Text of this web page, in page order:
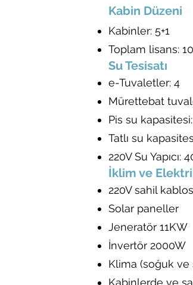
Kabin Düzeni
Kabinler: 5+1
Toplam lisans:
Su Tesisatı
e-Tuvaletler: 4
Mürettebat
Pis su
Tatlı su
220V Su Yapıcı:
İklim ve
220V sahil
Solar paneller
Jeneratör 11KW
İnvertör 2000W
Klima (soğuk ve
Kabinlerde ve